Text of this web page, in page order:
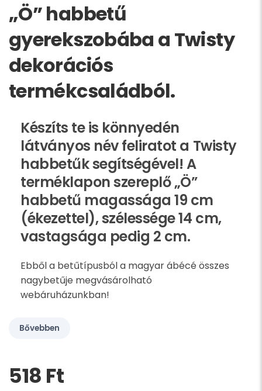
„Ö” habbetű
gyerekszobába a Twisty
dekorációs
termékcsaládból.
Készíts te is könnyedén
látványos név feliratot a Twisty
habbetűk segítségével! A
terméklapon szereplő „Ö”
habbetű magassága 19 cm
(ékezettel), szélessége 14 cm,
vastagsága pedig 2 cm.
Ebből a betűtípusból a magyar ábécé összes
nagybetűje megvásárolható
webáruházunkban!
Bővebben
Kérem,
hagyja
518 Ft‎